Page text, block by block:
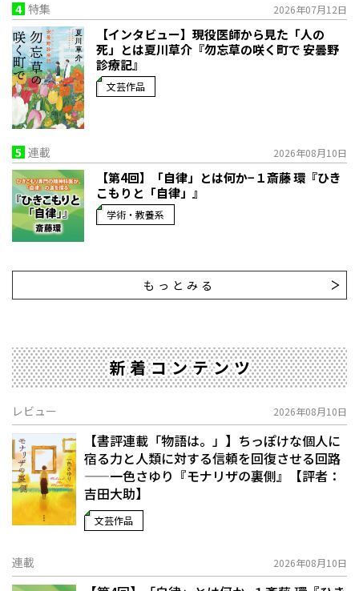
4 特集 2026年07月12日
【インタビュー】現役医師から見た「人の
死」とは――夏川草介『勿忘草の咲く町で 安曇野
診療記』
文芸作品
5 連載 2026年08月10日
【第4回】「自律」とは何か−１――斎藤 環『ひき
こもりと「自律」』
学術・教養系
もっとみる
新着コンテンツ
レビュー 2026年08月10日
【書評連載「物語は。」】ちっぽけな個人に
宿る力と人類に対する信頼を回復させる回路
——一色さゆり『モナリザの裏側』【評者：
吉田大助】
文芸作品
連載 2026年08月10日